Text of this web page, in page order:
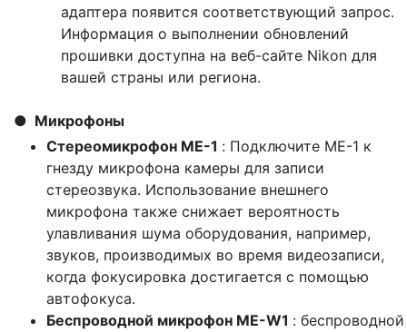
адаптера появится соответствующий запрос.
Информация о выполнении обновлений
прошивки доступна на веб-сайте Nikon для
вашей страны или региона.
Микрофоны
Стереомикрофон ME-1 : Подключите ME-1 к
гнезду микрофона камеры для записи
стереозвука. Использование внешнего
микрофона также снижает вероятность
улавливания шума оборудования, например,
звуков, производимых во время видеозаписи,
когда фокусировка достигается с помощью
автофокуса.
Беспроводной микрофон ME-W1 : беспроводной